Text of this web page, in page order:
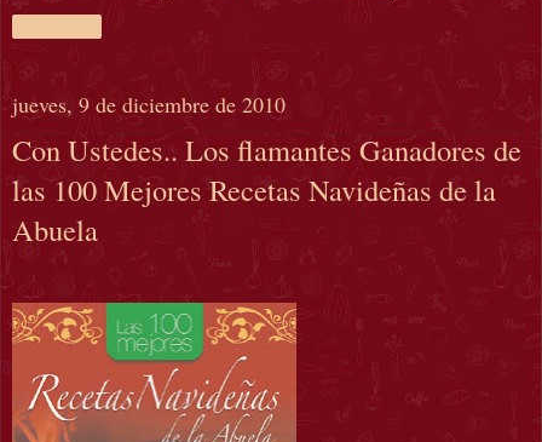
jueves, 9 de diciembre de 2010
Con Ustedes.. Los flamantes Ganadores de
las 100 Mejores Recetas Navideñas de la
Abuela